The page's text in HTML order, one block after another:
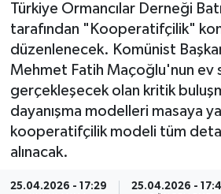
Türkiye Ormancılar Derneği
tarafından "Kooperatifçilik"
düzenlenecek. Komünist
Mehmet Fatih Maçoğlu'nun ev
gerçekleşecek olan kritik
dayanışma modelleri masaya
kooperatifçilik modeli tüm
alınacak.
25.04.2026 - 17:29 25.04.2026 -
Spor
Yaşam
Asayiş
Dünya
Tüm Manşetler
Son Dakika Haberleri
Haber Arşivi